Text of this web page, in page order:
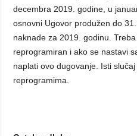
decembra 2019. godine, u
osnovni Ugovor produžen do
naknade za 2019. godinu.
reprogramiran i ako se nastavi
naplati ovo dugovanje. Isti
reprogramima.